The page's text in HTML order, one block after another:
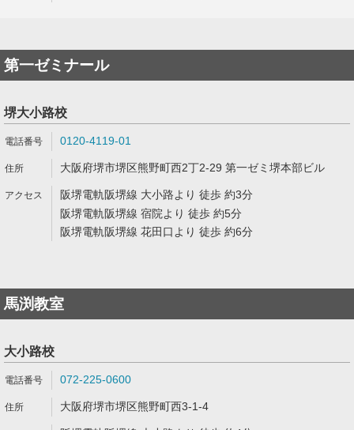
第一ゼミナール
堺大小路校
0120-4119-01
大阪府堺市堺区熊野町西2丁2-29 第一ゼミ堺本部ビル
阪堺電軌阪堺線 大小路より 徒歩 約3分
阪堺電軌阪堺線 宿院より 徒歩 約5分
阪堺電軌阪堺線 花田口より 徒歩 約6分
馬渕教室
大小路校
072-225-0600
大阪府堺市堺区熊野町西3-1-4